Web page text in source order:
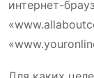
интернет-